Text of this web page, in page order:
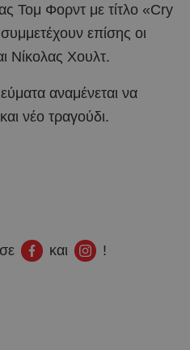
Τομ Φορντ με τίτλο «Cry
επίσης οι
Νίκολας Χουλτ.
αναμένεται να
νέο τραγούδι.
και !